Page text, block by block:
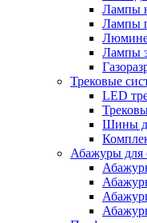
Лампы
Лампы
Лампы
Трековые
LED
Шины
Абажуры для